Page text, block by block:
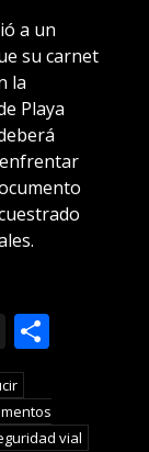
a un
su carnet
la
Playa
X
vial